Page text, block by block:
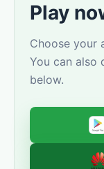
Play
Choose your
You can also
below.